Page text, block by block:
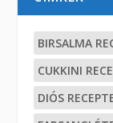
BIRSALMA
CUKKINI
DIÓS